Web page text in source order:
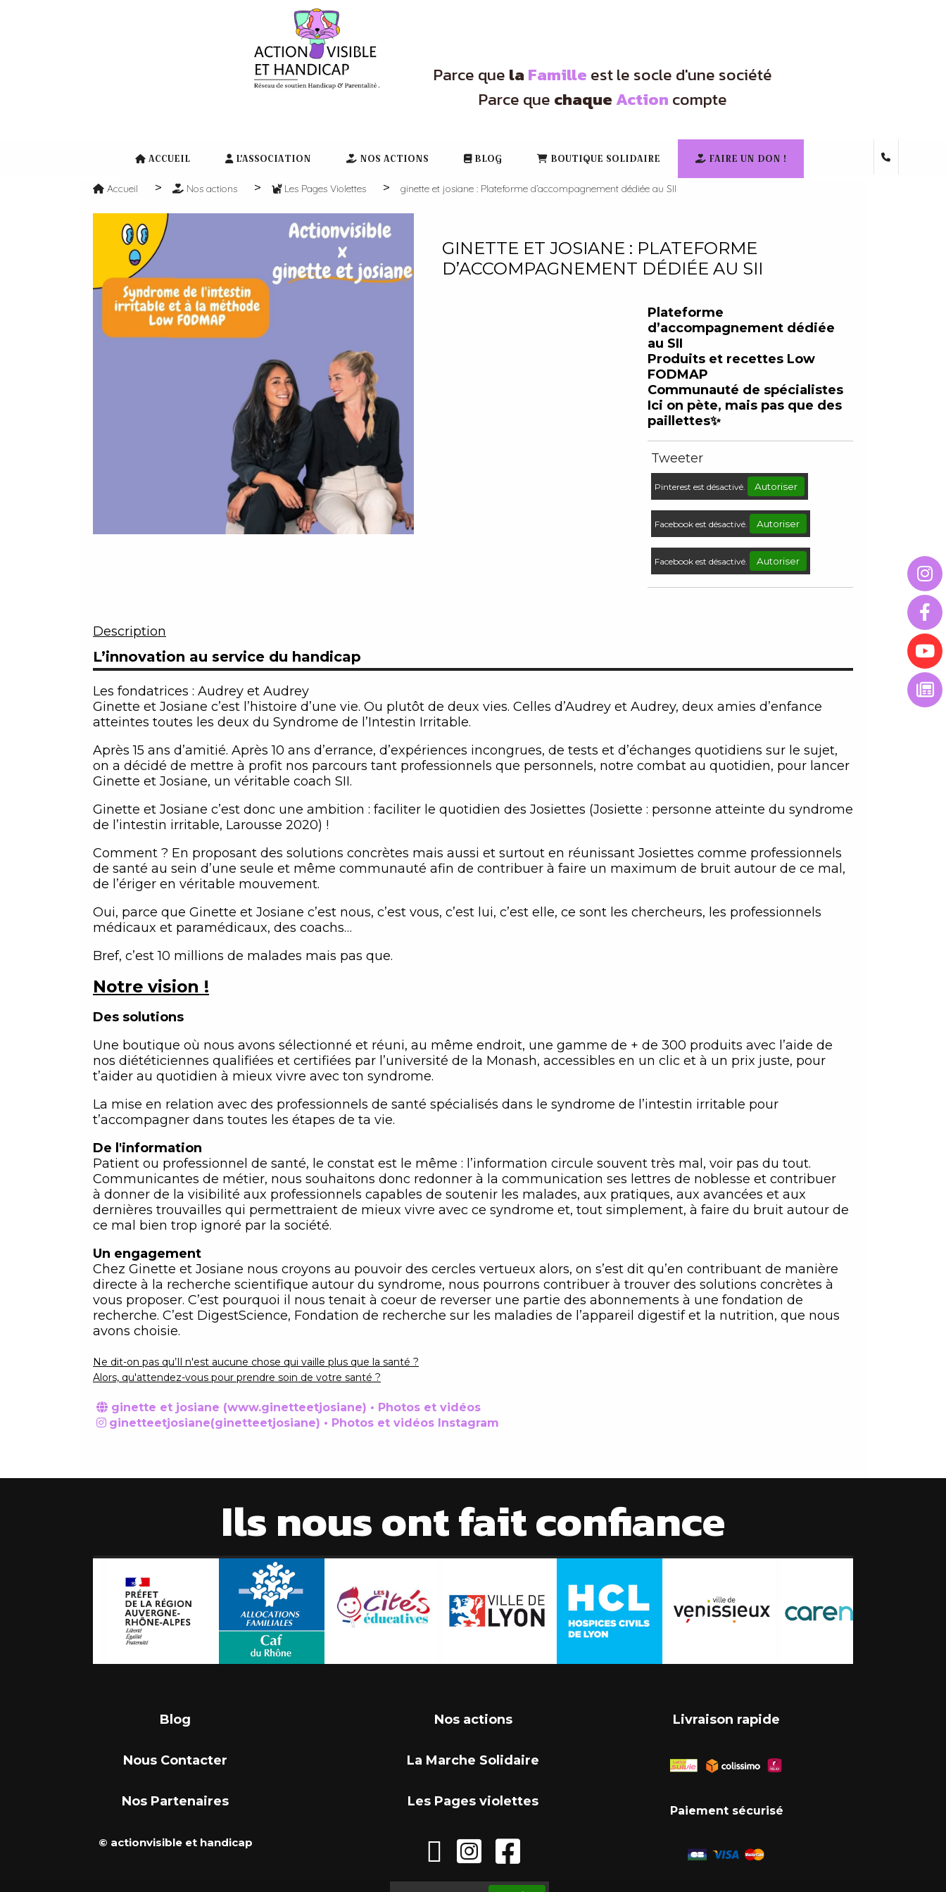
Parce que la Famille est le socle d'une société
Parce que chaqueAction compte
ACCUEIL L'ASSOCIATION NOS ACTIONS BLOG BOUTIQUE SOLIDAIRE FAIRE UN DON !
Accueil Nos actions Les Pages Violettes ginette et josiane : Plateforme d’accompagnement dédiée au SII
GINETTE ET JOSIANE : PLATEFORME
D’ACCOMPAGNEMENT DÉDIÉE AU SII
Plateforme
d’accompagnement dédiée
au SII
Produits et recettes Low
FODMAP
Communauté de spécialistes
Ici on pète, mais pas que des
paillettes✨
Tweeter
Pinterest est désactivé. Autoriser
Facebook est désactivé. Autoriser
Facebook est désactivé. Autoriser
Description
L’innovation au service du handicap
Les fondatrices : Audrey et Audrey
Ginette et Josiane c’est l’histoire d’une vie. Ou plutôt de deux vies. Celles d’Audrey et Audrey, deux amies d’enfance
atteintes toutes les deux du Syndrome de l’Intestin Irritable.
Après 15 ans d’amitié. Après 10 ans d’errance, d’expériences incongrues, de tests et d’échanges quotidiens sur le sujet,
on a décidé de mettre à profit nos parcours tant professionnels que personnels, notre combat au quotidien, pour lancer
Ginette et Josiane, un véritable coach SII.
Ginette et Josiane c’est donc une ambition : faciliter le quotidien des Josiettes (Josiette : personne atteinte du syndrome
de l’intestin irritable, Larousse 2020) !
Comment ? En proposant des solutions concrètes mais aussi et surtout en réunissant Josiettes comme professionnels
de santé au sein d’une seule et même communauté afin de contribuer à faire un maximum de bruit autour de ce mal,
de l’ériger en véritable mouvement.
Oui, parce que Ginette et Josiane c’est nous, c’est vous, c’est lui, c’est elle, ce sont les chercheurs, les professionnels
médicaux et paramédicaux, des coachs…
Bref, c’est 10 millions de malades mais pas que.
Notre vision !
Des solutions
Une boutique où nous avons sélectionné et réuni, au même endroit, une gamme de + de 300 produits avec l’aide de
nos diététiciennes qualifiées et certifiées par l’université de la Monash, accessibles en un clic et à un prix juste, pour
t’aider au quotidien à mieux vivre avec ton syndrome.
La mise en relation avec des professionnels de santé spécialisés dans le syndrome de l’intestin irritable pour
t’accompagner dans toutes les étapes de ta vie.
De l'information
Patient ou professionnel de santé, le constat est le même : l’information circule souvent très mal, voir pas du tout.
Communicantes de métier, nous souhaitons donc redonner à la communication ses lettres de noblesse et contribuer
à donner de la visibilité aux professionnels capables de soutenir les malades, aux pratiques, aux avancées et aux
dernières trouvailles qui permettraient de mieux vivre avec ce syndrome et, tout simplement, à faire du bruit autour de
ce mal bien trop ignoré par la société.
Un engagement
Chez Ginette et Josiane nous croyons au pouvoir des cercles vertueux alors, on s’est dit qu’en contribuant de manière
directe à la recherche scientifique autour du syndrome, nous pourrons contribuer à trouver des solutions concrètes à
vous proposer. C’est pourquoi il nous tenait à coeur de reverser une partie des abonnements à une fondation de
recherche. C’est DigestScience, Fondation de recherche sur les maladies de l’appareil digestif et la nutrition, que nous
avons choisie.
Ne dit-on pas qu’Il n'est aucune chose qui vaille plus que la santé ?
Alors, qu'attendez-vous pour prendre soin de votre santé ?
 ginette et josiane (www.ginetteetjosiane) • Photos et vidéos
 ginetteetjosiane(ginetteetjosiane) • Photos et vidéos Instagram
Ils nous ont fait confiance
Blog
Nous Contacter
Nos Partenaires
© actionvisible et handicap
Nos actions
La Marche Solidaire
Les Pages violettes
  
Livraison rapide
Paiement sécurisé